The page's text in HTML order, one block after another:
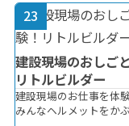
円 【受付時間】・午前の回（10
時・11時） →OPEN～
の予約・午後の回（13
→12時から予約可能 【
項】※飲酒されている方
できません。※身障者の
用いただけません。※
にはご遠慮いただいて
23
建設現場のおしご
リトルビルダー
建設現場のお仕事を体
みんなヘルメットをか
0～2歳 ※保
大人